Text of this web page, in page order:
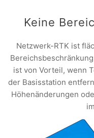
Keine
Netzwerk-RTK ist
ist von Vorteil, wenn
der Basisstation
Höhenänderungen